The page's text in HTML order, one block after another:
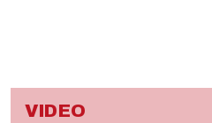
VIDEO